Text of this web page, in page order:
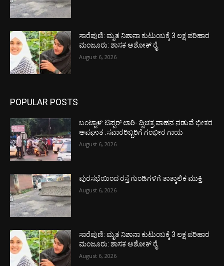
ಸಾರೆಪುಣಿ: ಮೃತ ನಿಶಾನಾ ಕುಟುಂಬಕ್ಕೆ 3 ಲಕ್ಷ ಪರಿಹಾರ
ಮಂಜೂರು: ಶಾಸಕ ಅಶೋಕ್ ರೈ
August 6, 2026
POPULAR POSTS
ಬಂಟ್ವಾಳ: ಟಿಪ್ಪರ್ ಲಾರಿ- ದ್ವಿಚಕ್ರ ವಾಹನ ನಡುವೆ ಭೀಕರ
ಅಪಘಾತ :ಸವಾರರಿಬ್ಬರಿಗೆ ಗಂಭೀರ ಗಾಯ
August 6, 2026
ಪುರಸಭೆಯಿಂದ ರಸ್ತೆ ಗುಂಡಿಗಳಿಗೆ ತಾತ್ಕಾಲಿಕ ಮುಕ್ತಿ
August 6, 2026
ಸಾರೆಪುಣಿ: ಮೃತ ನಿಶಾನಾ ಕುಟುಂಬಕ್ಕೆ 3 ಲಕ್ಷ ಪರಿಹಾರ
ಮಂಜೂರು: ಶಾಸಕ ಅಶೋಕ್ ರೈ
August 6, 2026